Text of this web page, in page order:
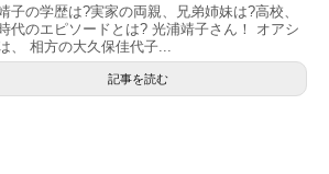
子の学歴は?実家の両親、兄弟姉妹は?高校、
代のエピソードとは? 光浦靖子さん！ オアシ
、 相方の大久保佳代子...
記事を読む